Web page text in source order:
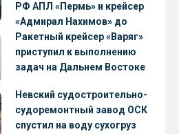
РФ АПЛ «Пермь» и крейсер
«Адмирал Нахимов» до
конца 2026 года
Ракетный крейсер «Варяг»
приступил к выполнению
задач на Дальнем Востоке
Невский судостроительно-
судоремонтный завод ОСК
спустил на воду сухогруз